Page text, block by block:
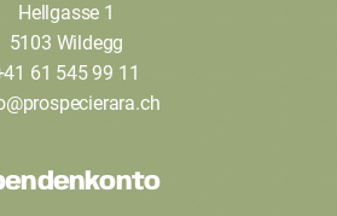
Hellgasse 1
5103 Wildegg
61 545 99 11
@prospecierara.ch